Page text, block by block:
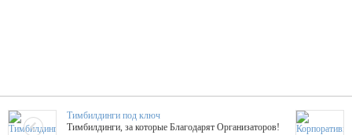
Тимбилдинги под ключ
Тимбилдинги, за которые Благодарят Организаторов!